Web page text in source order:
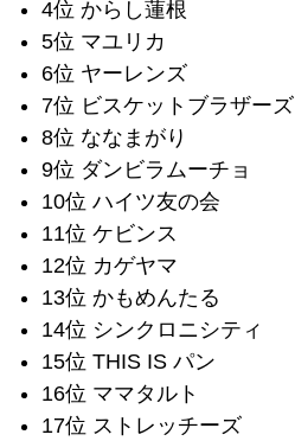
4位 からし蓮根
5位 マユリカ
6位 ヤーレンズ
7位 ビスケットブラザーズ
8位 ななまがり
9位 ダンビラムーチョ
10位 ハイツ友の会
11位 ケビンス
12位 カゲヤマ
13位 かもめんたる
14位 シンクロニシティ
15位 THIS IS パン
16位 ママタルト
17位 ストレッチーズ